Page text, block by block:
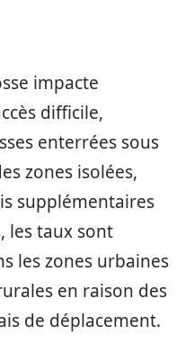
impacte
difficile,
enterrées sous
zones isolées,
supplémentaires
les taux sont
les zones urbaines
en raison des
de déplacement.